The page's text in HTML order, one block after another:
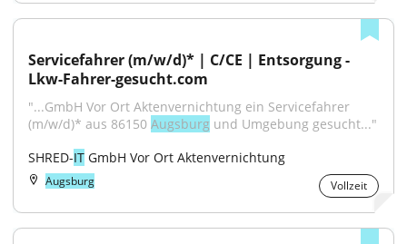
Servicefahrer (m/w/d)* | C/CE | Entsorgung -
Lkw-Fahrer-gesucht.com
"...GmbH Vor Ort Aktenvernichtung ein Servicefahrer
(m/w/d)* aus 86150 Augsburg und Umgebung gesucht..."
SHRED-IT GmbH Vor Ort Aktenvernichtung
Augsburg Vollzeit